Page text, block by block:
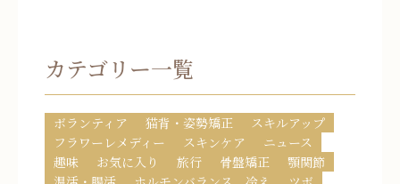
カテゴリー一覧
ボランティア 猫背・姿勢矯正
スキルアップ
フラワーレメディー
スキンケア
ニュース
趣味
お気に入り 旅行 骨盤矯正
顎関節